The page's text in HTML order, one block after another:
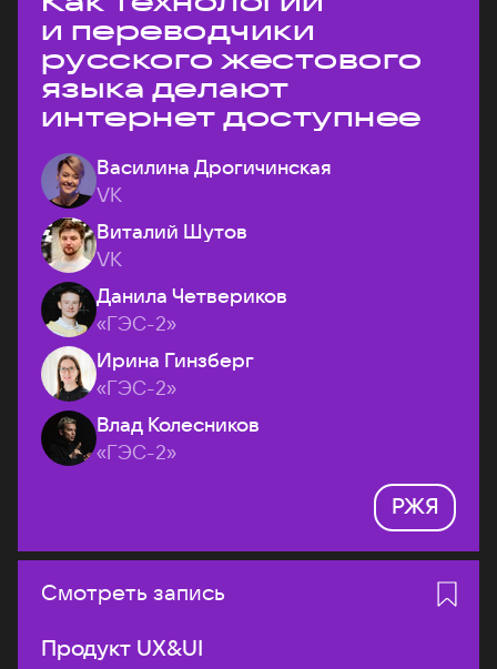
и переводчики
русского жестового
языка делают
интернет доступнее
Василина Дрогичинская
VK
Виталий Шутов
VK
Данила Четвериков
«ГЭС-2»
Ирина Гинзберг
«ГЭС-2»
Влад Колесников
«ГЭС-2»
РЖЯ
Смотреть запись
Продукт UX&UI